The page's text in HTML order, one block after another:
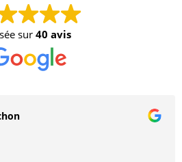
sur40 avis